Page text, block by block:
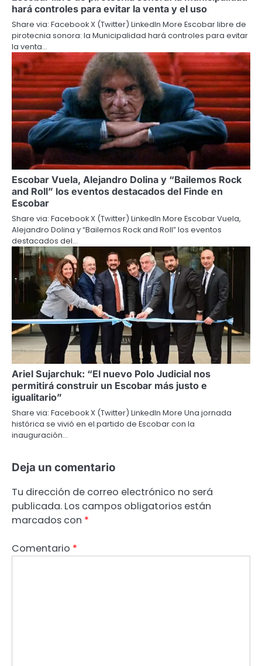
hará controles para evitar la venta y el uso
Share via: Facebook X (Twitter) LinkedIn More Escobar libre de
pirotecnia sonora: la Municipalidad hará controles para evitar
la venta…
Escobar Vuela, Alejandro Dolina y “Bailemos Rock
and Roll” los eventos destacados del Finde en
Escobar
Share via: Facebook X (Twitter) LinkedIn More Escobar Vuela,
Alejandro Dolina y “Bailemos Rock and Roll” los eventos
destacados del…
Ariel Sujarchuk: “El nuevo Polo Judicial nos
permitirá construir un Escobar más justo e
igualitario”
Share via: Facebook X (Twitter) LinkedIn More Una jornada
histórica se vivió en el partido de Escobar con la
inauguración…
Deja un comentario
Tu dirección de correo electrónico no será
publicada. Los campos obligatorios están
marcados con *
Comentario *